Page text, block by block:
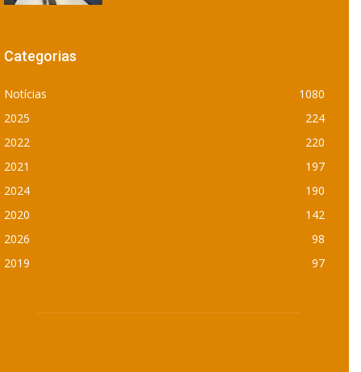
Categorias
Notícias
1080
2025
224
2022
220
2021
197
2024
190
2020
142
2026
98
2019
97